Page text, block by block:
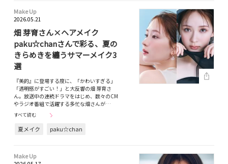
Make Up
2026.05.21
畑 芽育さん×ヘアメイク
paku☆chanさんで彩る、夏の
きらめきを纏うサマーメイク3
選
『美的』に登場する度に、「かわいすぎる」
「透明感がすごい！」と大反響の畑 芽育さ
ん。放送中の連続ドラマをはじめ、数々のCM
やラジオ番組で活躍する多忙な畑さんが…
すべて読む
夏メイク paku☆chan
Make Up